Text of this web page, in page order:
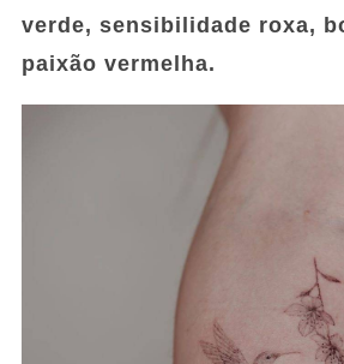
verde, sensibilidade roxa,
paixão vermelha.